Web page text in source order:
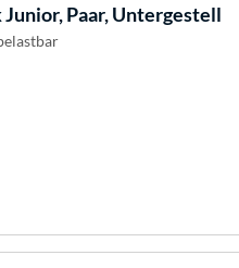
Paar, Untergestell